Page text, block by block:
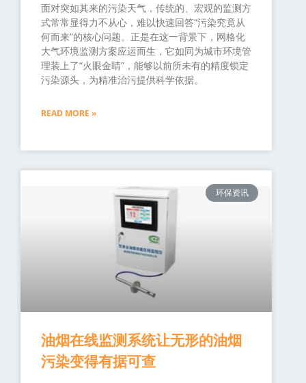
面对突如其来的污染天气，传统的、宏观的监测方
式常常显得力不从心，难以快速回答“污染究竟从
何而来”的核心问题。正是在这一背景下，网格化
大气环境监测方案应运而生，它如同为城市环境管
理装上了“火眼金睛”，能够以前所未有的精度锁定
污染源头，为精准治污提供科学依据。
READ MORE »
环保资讯
油烟在线监测系统让无形的油烟
污染变得有据可查